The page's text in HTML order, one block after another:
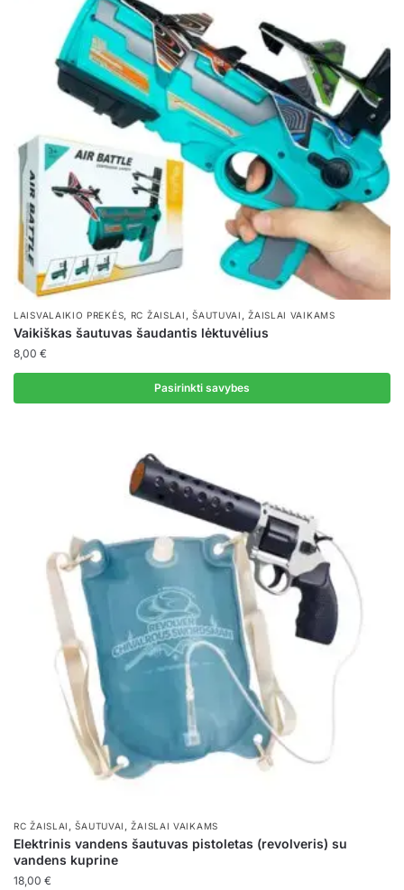
LAISVALAIKIO PREKĖS, RC ŽAISLAI ,ŠAUTUVAI ,ŽAISLAI VAIKAMS
Vaikiškas šautuvas šaudantis lėktuvėlius
8,00 €
Pasirinkti savybes
chosen
RC ŽAISLAI ,ŠAUTUVAI ,ŽAISLAI VAIKAMS
Elektrinis vandens šautuvas pistoletas (revolveris) su
vandens kuprine
18,00 €